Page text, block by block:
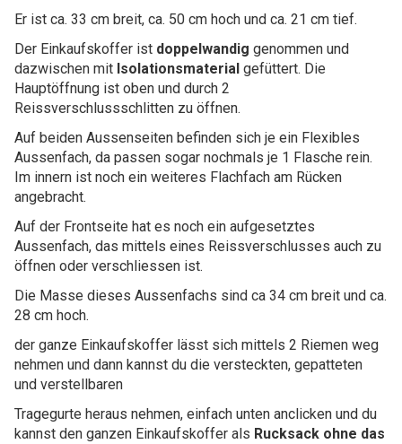
Er ist ca. 33 cm breit, ca. 50 cm hoch und ca. 21 cm tief.
Der Einkaufskoffer ist doppelwandig genommen und
dazwischen mit Isolationsmaterial gefüttert. Die
Hauptöffnung ist oben und durch 2
Reissverschlussschlitten zu öffnen.
Auf beiden Aussenseiten befinden sich je ein Flexibles
Aussenfach, da passen sogar nochmals je 1 Flasche rein.
Im innern ist noch ein weiteres Flachfach am Rücken
angebracht.
Auf der Frontseite hat es noch ein aufgesetztes
Aussenfach, das mittels eines Reissverschlusses auch zu
öffnen oder verschliessen ist.
Die Masse dieses Aussenfachs sind ca 34 cm breit und ca.
28 cm hoch.
der ganze Einkaufskoffer lässt sich mittels 2 Riemen weg
nehmen und dann kannst du die versteckten, gepatteten
und verstellbaren
Tragegurte heraus nehmen, einfach unten anclicken und du
kannst den ganzen Einkaufskoffer als Rucksack ohne das